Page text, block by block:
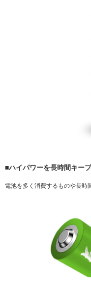
■ハイパワーを長時間キープ
電池を多く消費するものや長時